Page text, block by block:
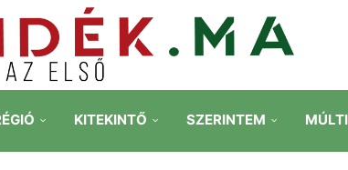
KITEKINTŐ SZERINTEM